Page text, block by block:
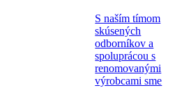
S naším tímom
skúsených
odborníkov a
spoluprácou s
renomovanými
výrobcami sme